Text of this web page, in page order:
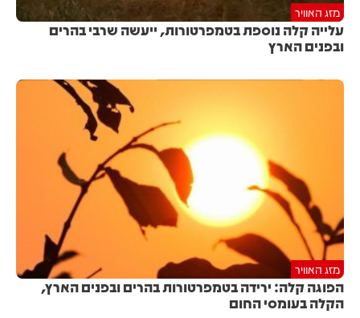
מזג האוויר
עלייה קלה נוספת בטמפרטורות, ייעשה שרבי בהרים
ובפנים הארץ
מזג האוויר
הפוגה קלה: ירידה בטמפרטורות בהרים ובפנים הארץ,
הקלה בעומסי החום